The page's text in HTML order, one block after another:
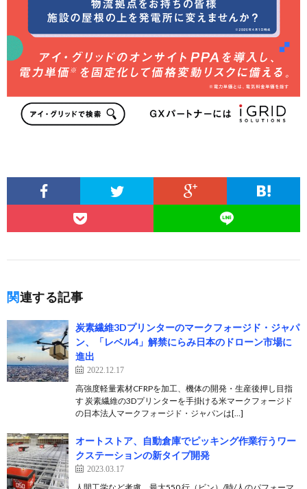
関連する記事
炭素繊維3Dプリンターのマークフォージド・ジャパ
ン、「レベル4」解禁にらみ日本のドローン市場に
進出
2022.12.17
高強度軽量素材CFRPを加工、機体の開発・生産後押し目指
す 炭素繊維の3Dプリンターを手掛ける米マークフォージド
の日本法人マークフォージド・ジャパンは[…]
オートストア、自動倉庫でピッキング作業行うワー
クステーションの新タイプ開発
2023.03.17